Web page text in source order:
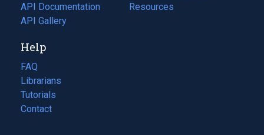
API Documentation
(opens
in
new
tab)
API Gallery
a
in
Resources
(opens
Help
FAQ
Librarians
Tutorials
Contact